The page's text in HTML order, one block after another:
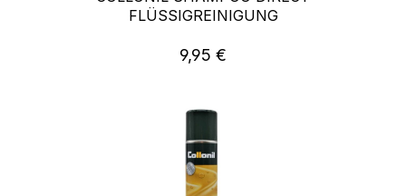
FLÜSSIGREINIGUNG
Regulärer Preis:
9,95 €